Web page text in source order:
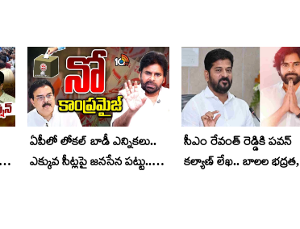
ఏపీలో లోకల్ బాడీ ఎన్నికలు..
ఎక్కువ సీట్లపై జనసేన పట్టు..
సీఎం రేవంత్‌ రెడ్డికి పవన్
కల్యాణ్ లేఖ.. బాలల భద్రత,